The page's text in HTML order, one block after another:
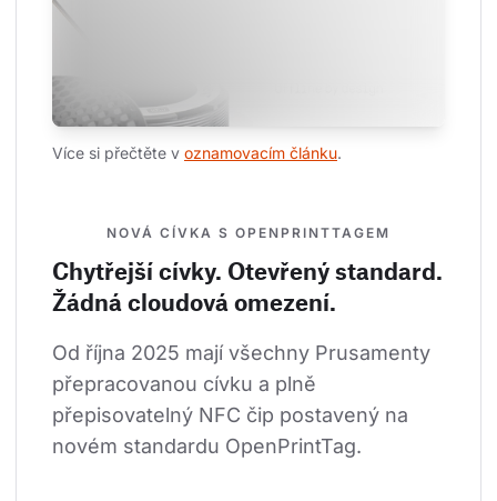
Více si přečtěte v oznamovacím článku.
NOVÁ CÍVKA S OPENPRINTTAGEM
Chytřejší cívky. Otevřený standard.
Žádná cloudová omezení.
Od října 2025 mají všechny Prusamenty
přepracovanou cívku a plně
přepisovatelný NFC čip postavený na
novém standardu OpenPrintTag.